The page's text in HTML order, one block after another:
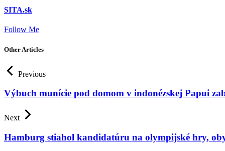
SITA.sk
Follow Me
Other Articles
Previous
Výbuch munície pod domom v indonézskej Papui
Next
Hamburg stiahol kandidatúru na olympijské hry,